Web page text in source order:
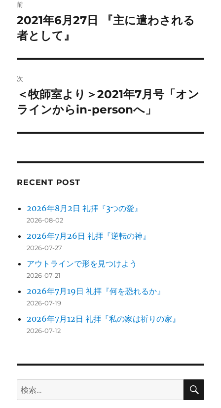
稿
ナ
ビ
ゲ
ー
シ
ン
前
前
の
稿:
2021年6月27日 『主に遣わされる
者として』
次
次
の
稿:
＜牧師室より＞2021年7月号「オン
ラインからin-personへ」
RECENT POST
2026年8月2日 礼拝『3つの愛』
2026-08-02
2026年7月26日 礼拝『逆転の神』
2026-07-27
アウトラインで形を見つけよう
2026-07-21
2026年7月19日 礼拝『何を恐れるか』
2026-07-19
2026年7月12日 礼拝『私の家は祈りの家』
2026-07-12
検
索:
検